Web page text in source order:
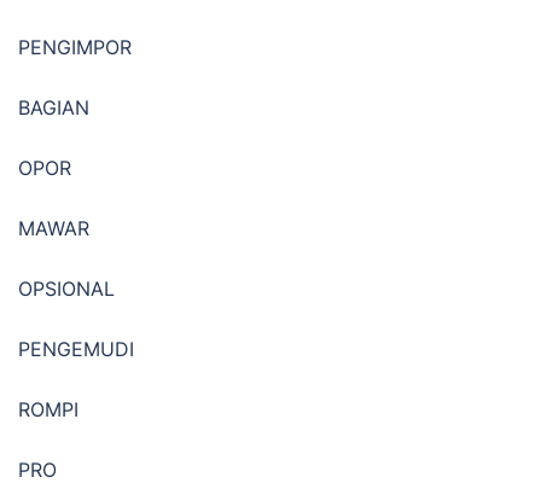
PENGIMPOR
BAGIAN
OPOR
MAWAR
OPSIONAL
PENGEMUDI
ROMPI
PRO